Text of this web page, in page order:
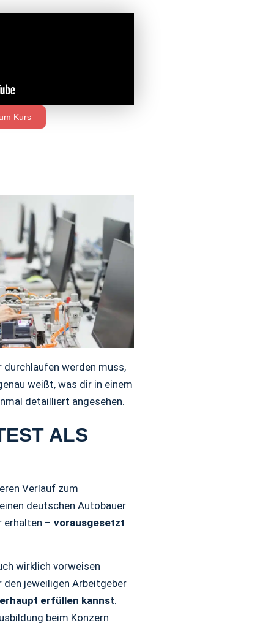
Kurs
werden muss,
weißt, was dir in einem
detailliert angesehen.
ALS
Verlauf zum
deutschen Autobauer
erhalten – vorausgesetzt
wirklich vorweisen
jeweiligen Arbeitgeber
erfüllen kannst.
beim Konzern